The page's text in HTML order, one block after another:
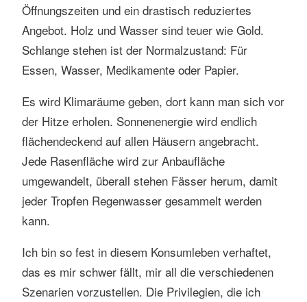
Öffnungszeiten und ein drastisch reduziertes
Angebot. Holz und Wasser sind teuer wie Gold.
Schlange stehen ist der Normalzustand: Für
Essen, Wasser, Medikamente oder Papier.
Es wird Klimaräume geben, dort kann man sich vor
der Hitze erholen. Sonnenenergie wird endlich
flächendeckend auf allen Häusern angebracht.
Jede Rasenfläche wird zur Anbaufläche
umgewandelt, überall stehen Fässer herum, damit
jeder Tropfen Regenwasser gesammelt werden
kann.
Ich bin so fest in diesem Konsumleben verhaftet,
das es mir schwer fällt, mir all die verschiedenen
Szenarien vorzustellen. Die Privilegien, die ich